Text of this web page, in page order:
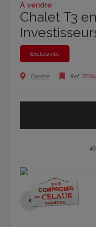
A vendre
Chalet T3
Exclusivité
Corrèze Ref.